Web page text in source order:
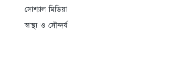
সোশ্যাল মিডিয়া
স্বাস্থ্য ও সৌন্দর্য